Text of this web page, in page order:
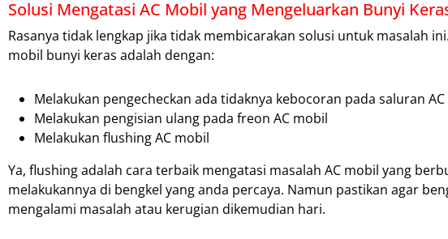
Solusi Mengatasi AC Mobil yang Mengeluarkan Bunyi
Rasanya tidak lengkap jika tidak membicarakan solusi untuk masalah
mobil bunyi keras adalah dengan:
Melakukan pengecheckan ada tidaknya kebocoran pada saluran
Melakukan pengisian ulang pada freon AC mobil
Melakukan flushing AC mobil
Ya, flushing adalah cara terbaik mengatasi masalah AC mobil yang
melakukannya di bengkel yang anda percaya. Namun pastikan agar
mengalami masalah atau kerugian dikemudian hari.